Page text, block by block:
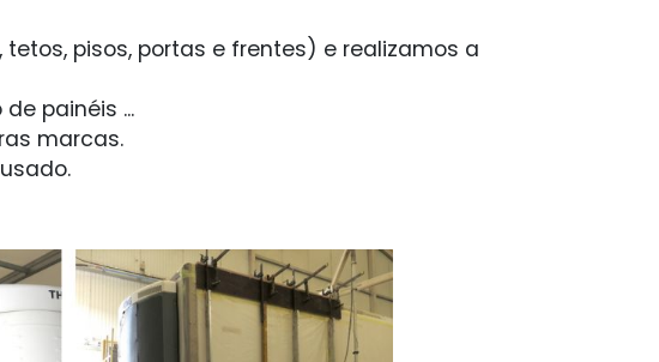
pisos, portas e frentes) e realizamos a
painéis ...
marcas.